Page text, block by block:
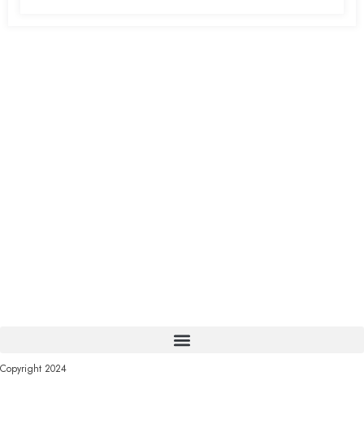
Copyright 2024